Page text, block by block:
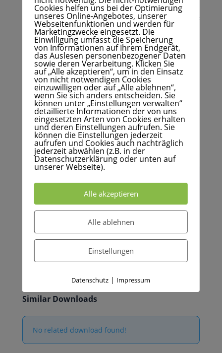
Dann gebe weiter unten das Passwort ein, klicke auf
SENDEN und danach auf DOWNLOAD.
*In meinem Newsletter informiere ich ein paar mal
pro Jahr über neue Aktionen von mir wie diese
Weihnachtskarten-Aktion und über Veranstaltungen
wie z.B. die Glaskunsttage. Man kann sich jederzeit
aus dem Newsletter-Verteiler wieder abmelden.
Hiergeht's zur (natürlich kostenfreien)
Anmeldung.
Bitte zum Download richtiges Passwort
Similar Downloads
No related download found!
Cookies helfen uns bei der Optimierung
unseres Online-Angebotes, unserer
Webseitenfunktionen und werden für
Marketingzwecke eingesetzt. Die
Einwilligung umfasst die Speicherung
von Informationen auf Ihrem Endgerät,
das Auslesen personenbezogener Daten
sowie deren Verarbeitung. Klicken Sie
auf „Alle akzeptieren“, um in den Einsatz
von nicht notwendigen Cookies
einzuwilligen oder auf „Alle ablehnen“,
wenn Sie sich anders entscheiden. Sie
können unter „Einstellungen verwalten“
detaillierte Informationen der von uns
eingesetzten Arten von Cookies erhalten
und deren Einstellungen aufrufen. Sie
können die Einstellungen jederzeit
aufrufen und Cookies auch nachträglich
jederzeit abwählen (z.B. in der
Datenschutzerklärung oder unten auf
unserer Webseite).
Alle akzeptieren
Alle ablehnen
Einstellungen
Datenschutz | Impressum